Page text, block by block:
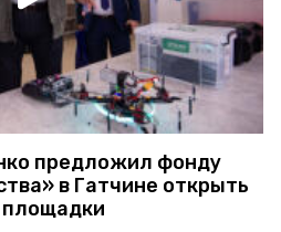
предложил фонду
в Гатчине открыть